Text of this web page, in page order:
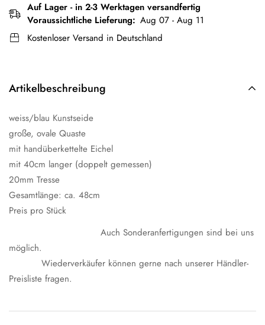
Auf Lager - in 2-3 Werktagen versandfertig
Voraussichtliche Lieferung: Aug 07 - Aug 11
Kostenloser Versand in Deutschland
Artikelbeschreibung
weiss/blau Kunstseide
große, ovale Quaste
mit handüberkettelte Eichel
mit 40cm langer (doppelt gemessen)
20mm Tresse
Gesamtlänge: ca. 48cm
Preis pro Stück
Auch Sonderanfertigungen sind bei uns
möglich.
Wiederverkäufer können gerne nach unserer Händler-
Preisliste fragen.